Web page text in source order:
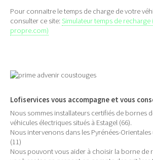
Pour connaitre le temps de charge de votre
consulter ce site: Simulateur temps de
propre.com)
Lofiservices vous accompagne et vous
Nous sommes installateurs certifiés de bornes
véhicules électriques situés à Estagel (66).
Nous intervenons dans les Pyrénées-Orientales
(11)
Nous pouvont vous aider à choisir la borne de